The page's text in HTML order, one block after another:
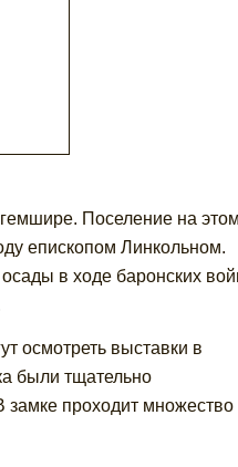
Поселение на этом
епископом Линкольном.
в ходе баронских
осмотреть выставки в
были тщательно
проходит множество